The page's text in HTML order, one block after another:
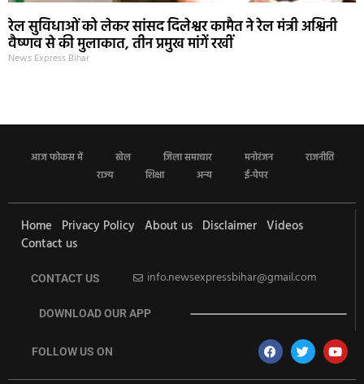
रेल सुविधाओं को लेकर सांसद दिलेश्वर कामैत ने रेल मंत्री अश्विनी
वैष्णव से की मुलाकात, तीन प्रमुख मांगें रखीं
News Express Bihar
आज फोकस में खेल जिला समाचार मनोरंजन
राजनीति
राज्य
शिक्षा अन्य ई-पेपर
Home Privacy Policy About us Disclaimer Videos
Contact us
CONTACT US info.newsexpressbihar@gmail.com
DOWNLOAD OUR APP
FOLLOW US ON